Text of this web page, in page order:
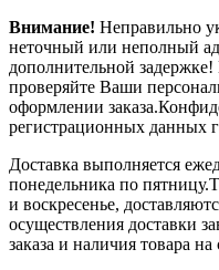
Внимание! Неправильно
неточный или неполный
дополнительной
проверяйте Ваши
оформлении
регистрационных данных
Доставка выполняется
понедельника по
и воскресенье,
осуществления доставки
заказа и наличия товара на